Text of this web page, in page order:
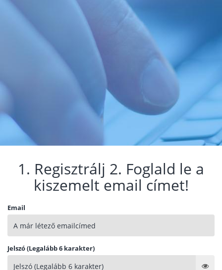
1. Regisztrálj 2. Foglald le a
kiszemelt email címet!
Email
Jelszó (Legalább 6 karakter)